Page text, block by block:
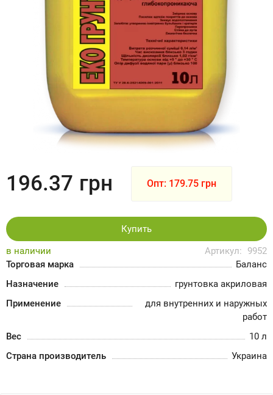
в наличии Артикул:
9952
Торговая марка
Баланс
Назначение
грунтовка акриловая
Применение
для внутренних и наружных
работ
Вес
10 л
Страна производитель
Украина
196.37 грн Опт: 179.75 грн
Купить